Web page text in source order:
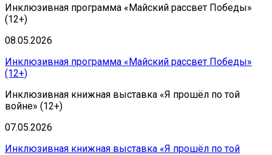
Инклюзивная программа «Майский рассвет Победы»
(12+)
08.05.2026
Инклюзивная программа «Майский рассвет Победы»
(12+)
Инклюзивная книжная выставка «Я прошёл по той
войне» (12+)
07.05.2026
Инклюзивная книжная выставка «Я прошёл по той